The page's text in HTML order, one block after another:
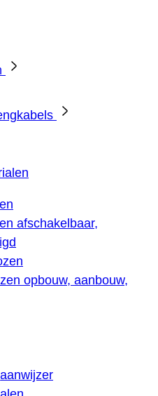
afschakelbaar,
opbouw, aanbouw,